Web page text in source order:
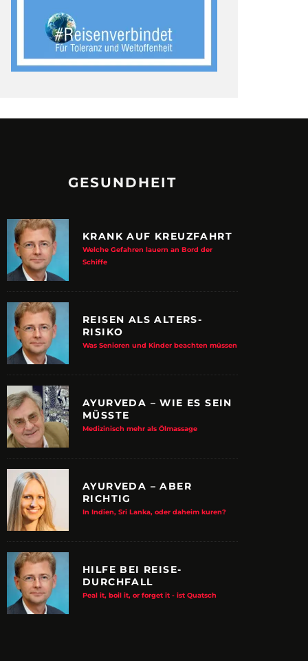
MACHER
System werden Reisen sicherer
ZUPANCIC
GESUNDHEIT
KRANK AUF KREUZFAHRT
Welche Gefahren lauern an Bord der
Schiffe
REISEN ALS ALTERS-
RISIKO
Was Senioren und Kinder beachten müssen
AYURVEDA – WIE ES SEIN
MÜSSTE
Medizinisch mehr als Ölmassage
AYURVEDA – ABER
RICHTIG
In Indien, Sri Lanka, oder daheim kuren?
HILFE BEI REISE-
DURCHFALL
Peal it, boil it, or forget it - ist Quatsch